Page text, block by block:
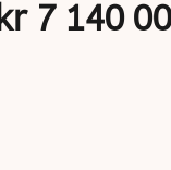
kr 7 140